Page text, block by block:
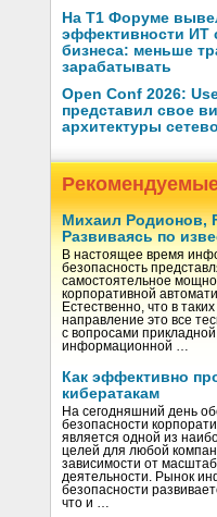
На Т1 Форуме
эффективности ИТ
бизнеса: меньше
зарабатывать
Open Conf 2026:
представил свое
архитектуры
Михаил Родионов,
Развиваясь по
В настоящее время
безопасность
самостоятельное
корпоративной
Естественно, что в
направление это все
с вопросами прикладной
информационной …
Как эффективно
кибератакам
На сегодняшний день
безопасности
является одной из
целей для любой
зависимости от
деятельности. Рынок
безопасности
что и …